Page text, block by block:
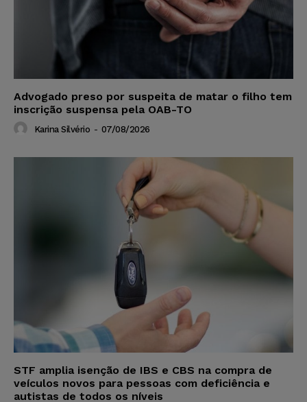
Advogado preso por suspeita de matar o filho tem
inscrição suspensa pela OAB-TO
Karina Silvério - 07/08/2026
STF amplia isenção de IBS e CBS na compra de
veículos novos para pessoas com deficiência e
autistas de todos os níveis